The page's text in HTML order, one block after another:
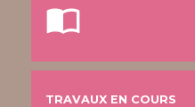
import_contacts
TRAVAUX EN COURS